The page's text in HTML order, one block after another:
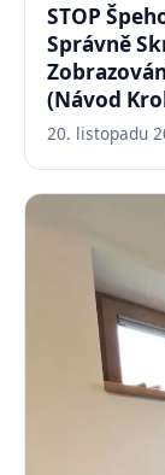
STOP
Správně
(Návod
20. listopadu